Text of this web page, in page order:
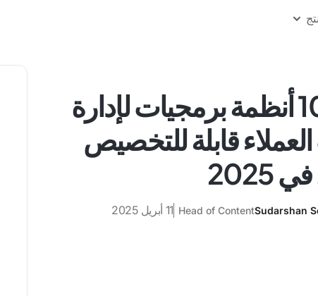
أفضل 10 أنظمة برمجيات لإدارة
قابلة للتخصيص
Sudarshan
Head of Content 11 أبريل 2025